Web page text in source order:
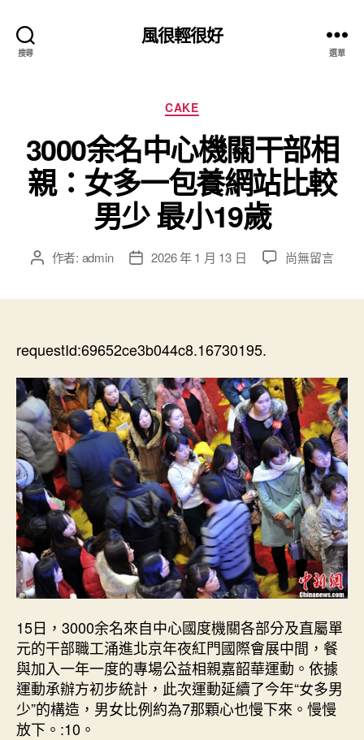
搜尋
風很輕很好
選單
分
類
CAKE
3000余名中心機關干部相
親：女多一包養網站比較
男少 最小19歲
文 作者: admin
文
期
2026 年 1 月 13 日
在
關
干
部
相
親：
女
多
一
包
養
網
站
比
男
少
最
小
19
歲〉
尚無留言
requestId:69652ce3b044c8.16730195.
15日，3000余名來自中心國度機關各部分及直屬單
元的干部職工涌進北京年夜紅門國際會展中間，餐
與加入一年一度的專場公益相親嘉韶華運動。依據
運動承辦方初步統計，此次運動延續了今年“女多男
少”的構造，男女比例約為7那顆心也慢下來。慢慢
放下。:10。